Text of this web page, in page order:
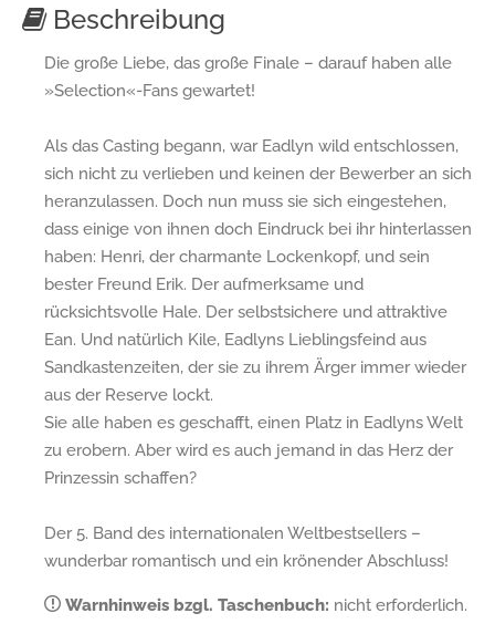
Beschreibung
Die große Liebe, das große Finale – darauf haben alle
»Selection«-Fans gewartet!
Als das Casting begann, war Eadlyn wild entschlossen,
sich nicht zu verlieben und keinen der Bewerber an sich
heranzulassen. Doch nun muss sie sich eingestehen,
dass einige von ihnen doch Eindruck bei ihr hinterlassen
haben: Henri, der charmante Lockenkopf, und sein
bester Freund Erik. Der aufmerksame und
rücksichtsvolle Hale. Der selbstsichere und attraktive
Ean. Und natürlich Kile, Eadlyns Lieblingsfeind aus
Sandkastenzeiten, der sie zu ihrem Ärger immer wieder
aus der Reserve lockt.
Sie alle haben es geschafft, einen Platz in Eadlyns Welt
zu erobern. Aber wird es auch jemand in das Herz der
Prinzessin schaffen?
Der 5. Band des internationalen Weltbestsellers –
wunderbar romantisch und ein krönender Abschluss!
Warnhinweis bzgl. Taschenbuch: nicht erforderlich.